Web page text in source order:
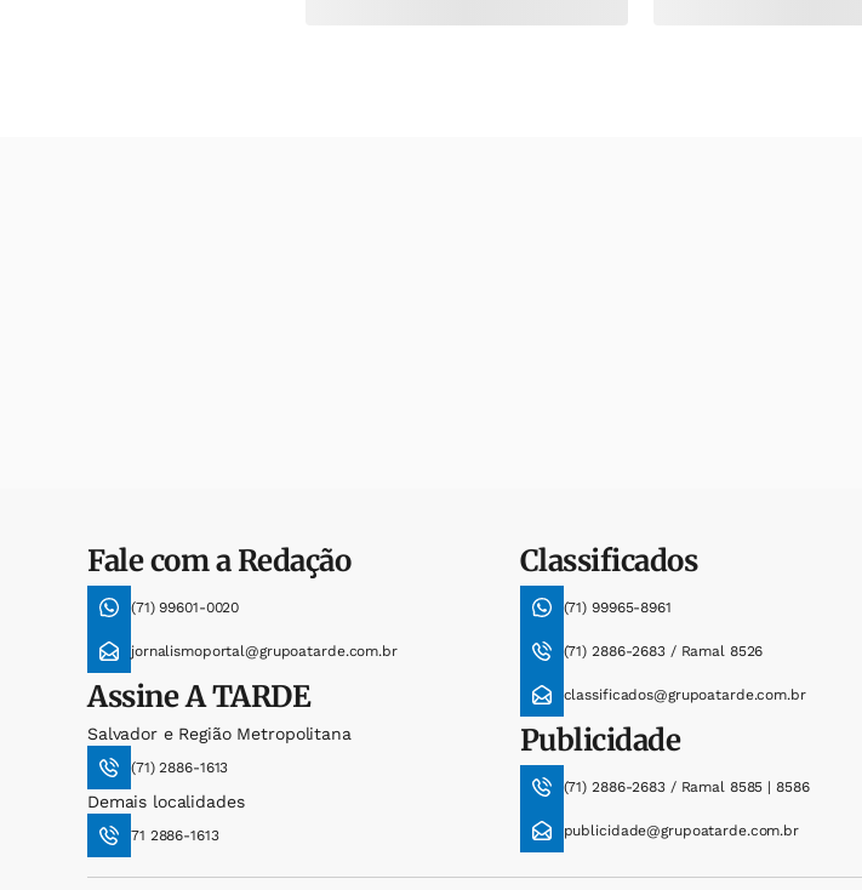
Fale com a Redação
(71) 99601-0020
jornalismoportal@grupoatarde.com.br
AssineA TARDE
Salvador e Região Metropolitana
(71) 2886-1613
Demais localidades
71 2886-1613
Classificados
(71) 99965-8961
(71) 2886-2683 / Ramal 8526
classificados@grupoatarde.com.br
Publicidade
(71) 2886-2683 / Ramal 8585 | 8586
publicidade@grupoatarde.com.br